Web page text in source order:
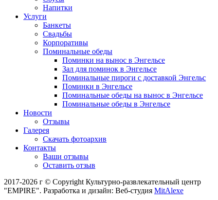
Напитки
Услуги
Банкеты
Свадьбы
Корпоративы
Поминальные обеды
Поминки на вынос в Энгельсе
Зал для поминок в Энгельсе
Поминальные пироги с доставкой Энгельс
Поминки в Энгельсе
Поминальные обеды на вынос в Энгельсе
Поминальные обеды в Энгельсе
Новости
Отзывы
Галерея
Скачать фотоархив
Контакты
Ваши отзывы
Оставить отзыв
2017-2026 г © Copyright Культурно-развлекательный центр
"EMPIRE". Разработка и дизайн: Веб-студия MitAlexe